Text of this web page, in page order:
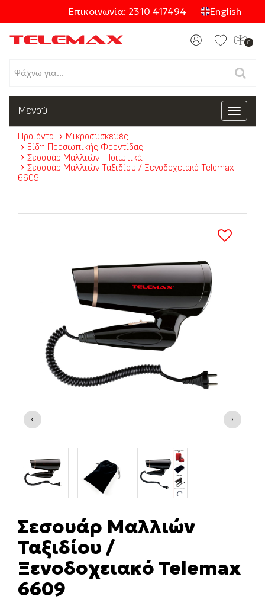
Επικοινωνία: 2310 417494 English
0
Προϊόντα
Κατηγορίες
Toggle
Μενού
Προϊόντα
Μικροσυσκευές
Είδη Προσωπικής Φροντίδας
Σεσουάρ Μαλλιών - Ισιωτικά
Σεσουάρ Μαλλιών Ταξιδίου / Ξενοδοχειακό Telemax
6609
‹ ›
Σεσουάρ Μαλλιών
Ταξιδίου /
Ξενοδοχειακό Telemax
6609